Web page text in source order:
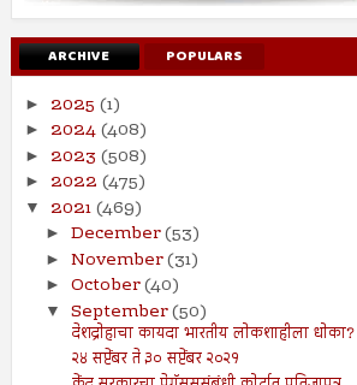
ARCHIVE POPULARS
► 2025 (1)
► 2024(408)
► 2023 (508)
► 2022 (475)
▼ 2021(469)
► December(53)
► November(31)
► October(40)
▼ September(50)
देशद्रोहाचा कायदा भारतीय लोकशाहीला धोका?
२४ सप्टेंबर ते ३० सप्टेंबर २०२१